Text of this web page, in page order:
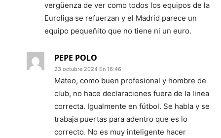
vergüenza de ver como todos los equipos de la
Euroliga se refuerzan y el Madrid parece un
equipo pequeñito que no tiene ni un euro.
PEPE POLO
23 octubre 2024 En 16:46
Mateo, como buen profesional y hombre de
club, no hace declaraciones fuera de la linea
correcta. Igualmente en fútbol. Se habla y se
trabaja puertas para adentro que es lo
correcto. No es muy inteligente hacer